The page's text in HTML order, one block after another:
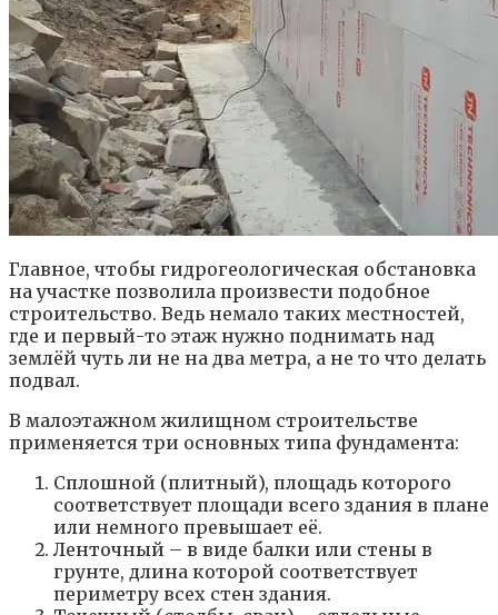
Главное, чтобы гидрогеологическая обстановка
на участке позволила произвести подобное
строительство. Ведь немало таких местностей,
где и первый-то этаж нужно поднимать над
землёй чуть ли не на два метра, а не то что делать
подвал.
В малоэтажном жилищном строительстве
применяется три основных типа фундамента:
Сплошной (плитный), площадь которого
соответствует площади всего здания в плане
или немного превышает её.
Ленточный – в виде балки или стены в
грунте, длина которой соответствует
периметру всех стен здания.